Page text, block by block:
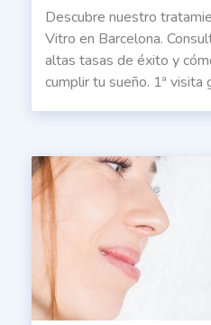
Descubre nuestro
Vitro en Barcelona.
altas tasas de éxito y
cumplir tu sueño. 1ª visita